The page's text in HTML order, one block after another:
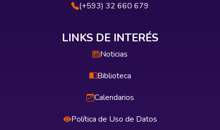
(+593) 32 660 679
LINKS DE INTERÉS
Noticias
Biblioteca
Calendarios
Política de Uso de Datos